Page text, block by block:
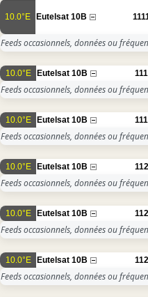
10.0°E Eutelsat 10B
Feeds occasionnels, données ou
10.0°E Eutelsat 10B
Feeds occasionnels, données ou
10.0°E Eutelsat 10B
Feeds occasionnels, données ou
10.0°E Eutelsat 10B
Feeds occasionnels, données ou
10.0°E Eutelsat 10B
Feeds occasionnels, données ou
10.0°E Eutelsat 10B
Feeds occasionnels, données ou